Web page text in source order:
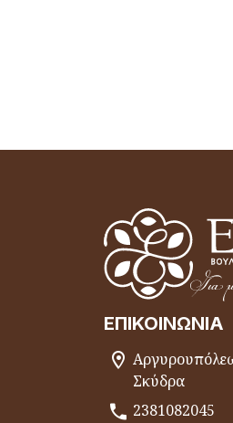
ΕΠΙΚΟΙΝΩΝΊΑ
Σκύδρα
2381082045